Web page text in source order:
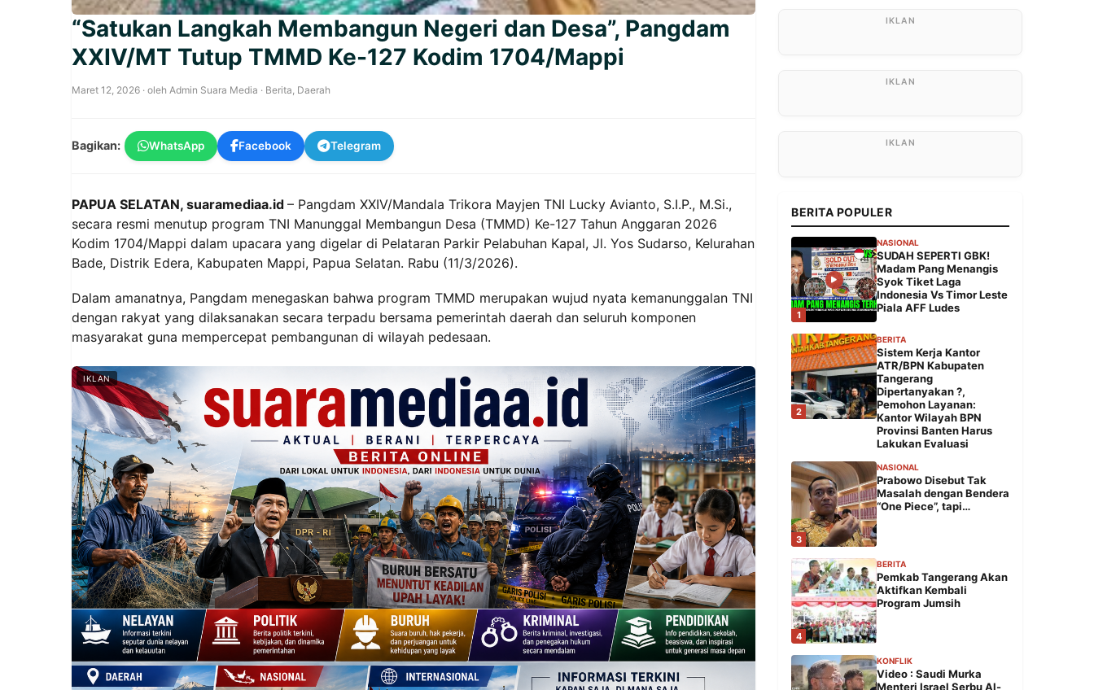
“Satukan Langkah Membangun Negeri dan Desa”, Pangdam
XXIV/MT Tutup TMMD Ke-127 Kodim 1704/Mappi
Maret 12, 2026 · oleh Admin Suara Media · Berita Daerah
Bagikan: WhatsApp Facebook Telegram
PAPUA SELATAN, suaramediaa.id – Pangdam XXIV/Mandala Trikora Mayjen TNI Lucky Avianto, S.I.P., M.Si.,
secara resmi menutup program TNI Manunggal Membangun Desa (TMMD) Ke-127 Tahun Anggaran 2026
Kodim 1704/Mappi dalam upacara yang digelar di Pelataran Parkir Pelabuhan Kapal, Jl. Yos Sudarso, Kelurahan
Bade, Distrik Edera, Kabupaten Mappi, Papua Selatan. Rabu (11/3/2026).
Dalam amanatnya, Pangdam menegaskan bahwa program TMMD merupakan wujud nyata kemanunggalan TNI
dengan rakyat yang dilaksanakan secara terpadu bersama pemerintah daerah dan seluruh komponen
masyarakat guna mempercepat pembangunan di wilayah pedesaan.
IKLAN
BERITA POPULER
1
NASIONAL
SUDAH SEPERTI GBK!
Madam Pang Menangis
Syok Tiket Laga
Indonesia Vs Timor Leste
Piala AFF Ludes
2
BERITA
Sistem Kerja Kantor
ATR/BPN Kabupaten
Tangerang
Dipertanyakan ?,
Pemohon Layanan:
Kantor Wilayah BPN
Provinsi Banten Harus
Lakukan Evaluasi
3
NASIONAL
Prabowo Disebut Tak
Masalah dengan Bendera
“One Piece”, tapi…
4
BERITA
Pemkab Tangerang Akan
Aktifkan Kembali
Program Jumsih
KONFLIK
Video : Saudi Murka
Menteri Israel Serbu Al-